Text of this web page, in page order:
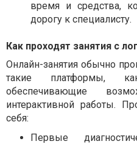
время и средства,
дорогу к специалисту.
Как проходят занятия с
Онлайн-занятия обычно
такие платформы,
обеспечивающие
интерактивной работы.
себя:
Первые